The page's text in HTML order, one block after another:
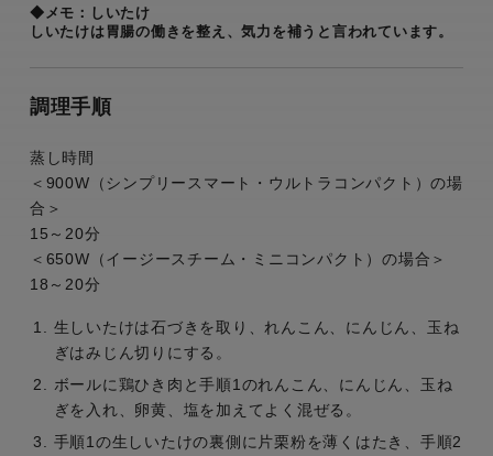
◆メモ：しいたけ
しいたけは胃腸の働きを整え、気力を補うと言われています。
調理手順
蒸し時間
＜900W（シンプリースマート・ウルトラコンパクト）の場
合＞
15～20分
＜650W（イージースチーム・ミニコンパクト）の場合＞
18～20分
生しいたけは石づきを取り、れんこん、にんじん、玉ね
ぎはみじん切りにする。
ボールに鶏ひき肉と手順1のれんこん、にんじん、玉ね
ぎを入れ、卵黄、塩を加えてよく混ぜる。
手順1の生しいたけの裏側に片栗粉を薄くはたき、手順2